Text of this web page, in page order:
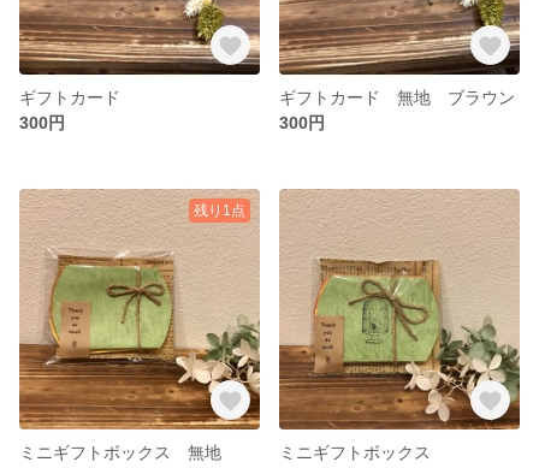
ギフトカード
300円
ギフトカード 無地 ブラウン
300円
残り1点
ミニギフトボックス 無地
ミニギフトボックス